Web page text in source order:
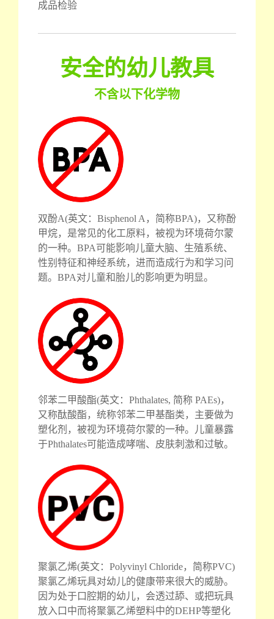
成品检验
安全的幼儿教具
不含以下化学物
双酚A(英文：Bisphenol A，简称BPA)，又称酚
甲烷，是常见的化工原料，被视为环境荷尔蒙
的一种。BPA可能影响儿童大脑、生殖系统、
性别特征和神经系统，进而造成行为和学习问
题。BPA对儿童和胎儿的影响更为明显。
邻苯二甲酸酯(英文：Phthalates, 简称 PAEs)，
又称酞酸酯，统称邻苯二甲基酯类，主要做为
塑化剂，被视为环境荷尔蒙的一种。儿童暴露
于Phthalates可能造成哮喘、皮肤刺激和过敏。
聚氯乙烯(英文：Polyvinyl Chloride，简称PVC)
聚氯乙烯玩具对幼儿的健康带来很大的威胁。
因为处于口腔期的幼儿，会透过舔、或把玩具
放入口中而将聚氯乙烯塑料中的DEHP等塑化